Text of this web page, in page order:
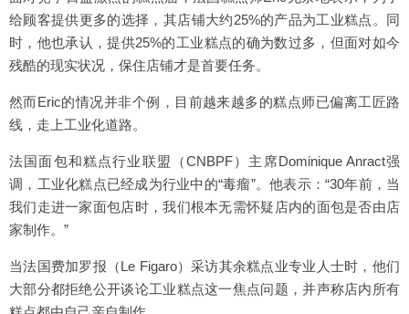
给顾客提供更多的选择，其店铺大约25%的产品为工业糕点。同
时，他也承认，提供25%的工业糕点的确为数过多，但面对如今
残酷的现实状况，保住店铺才是首要任务。
然而Eric的情况并非个例，目前越来越多的糕点师已偏离工匠路
线，走上工业化道路。
法国面包和糕点行业联盟（CNBPF）主席Dominique Anract强
调，工业化糕点已经成为行业中的“毒瘤”。他表示：“30年前，当
我们走进一家面包店时，我们根本无需怀疑店内的面包是否由店
家制作。”
当法国费加罗报（Le Figaro）采访其余糕点业专业人士时，他们
大部分都拒绝公开谈论工业糕点这一焦点问题，并声称店内所有